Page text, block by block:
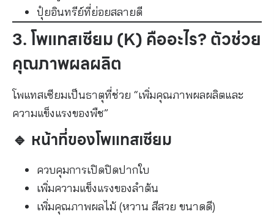
ปุ๋ยอินทรีย์ที่ย่อยสลายดี
3. โพแทสเซียม (K) คืออะไร? ตัวช่วย
คุณภาพผลผลิต
โพแทสเซียมเป็นธาตุที่ช่วย “เพิ่มคุณภาพผลผลิตและ
ความแข็งแรงของพืช”
🔹 หน้าที่ของโพแทสเซียม
ควบคุมการเปิดปิดปากใบ
เพิ่มความแข็งแรงของลำต้น
เพิ่มคุณภาพผลไม้ (หวาน สีสวย ขนาดดี)